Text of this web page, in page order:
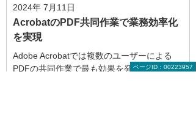
2024年 7月11日
AcrobatのPDF共同作業で業務効率化
を実現
Adobe Acrobatでは複数のユーザーによる
PDFの共同作業で最も効果を発揮します。
ページID：00223957